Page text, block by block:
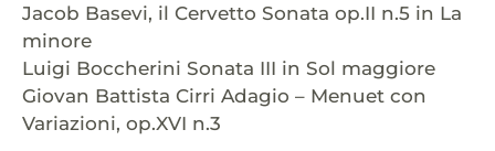
Jacob Basevi, il Cervetto Sonata op.II n.5 in La
minore
Luigi Boccherini Sonata III in Sol maggiore
Giovan Battista Cirri Adagio – Menuet con
Variazioni, op.XVI n.3